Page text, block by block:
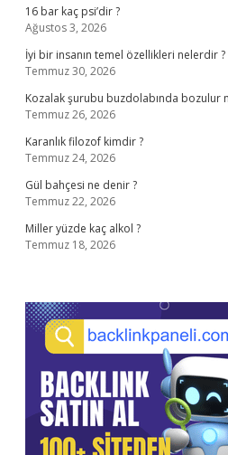
16 bar kaç psi’dir ?
Ağustos 3, 2026
İyi bir insanın temel özellikleri nelerdir ?
Temmuz 30, 2026
Kozalak şurubu buzdolabında bozulur
Temmuz 26, 2026
Karanlık filozof kimdir ?
Temmuz 24, 2026
Gül bahçesi ne denir ?
Temmuz 22, 2026
Miller yüzde kaç alkol ?
Temmuz 18, 2026